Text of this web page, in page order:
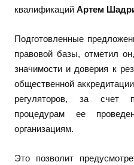
квалификаций Артем
Подготовленные
правовой базы, отметил
значимости и доверия к
общественной
регуляторов, за счет
процедурам ее
организациям.
Это позволит